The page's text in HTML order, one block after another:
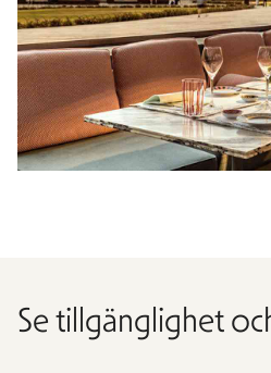
Se fler bilder
Se tillgänglighet